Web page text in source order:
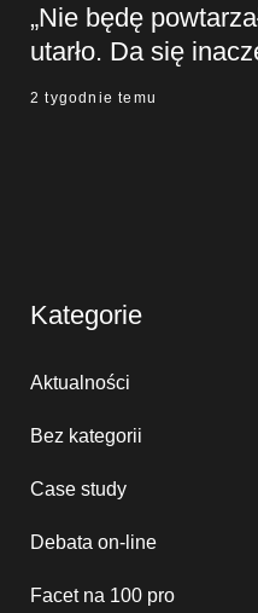
„Nie będę
utarło. Da się
2 tygodnie temu
Kategorie
Aktualności
Bez kategorii
Case study
Debata on-line
Facet na 100 pro